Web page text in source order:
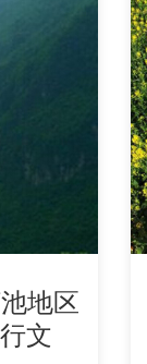
地区
文